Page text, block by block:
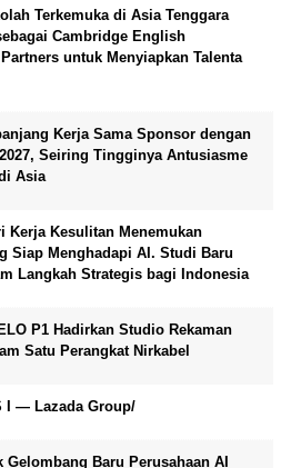
Terkemuka di Asia Tenggara
Cambridge English
untuk Menyiapkan Talenta
Kerja Sama Sponsor dengan
Seiring Tingginya Antusiasme
Asia
Kerja Kesulitan Menemukan
Siap Menghadapi AI. Studi Baru
Langkah Strategis bagi Indonesia
P1 Hadirkan Studio Rekaman
Satu Perangkat Nirkabel
I — Lazada Group/
Gelombang Baru Perusahaan AI